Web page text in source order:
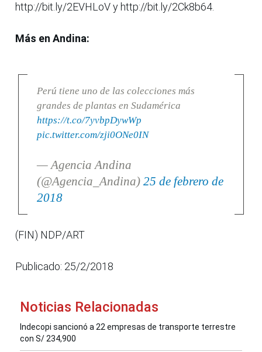
http://bit.ly/2EVHLoV y http://bit.ly/2Ck8b64.
Más en Andina:
Perú tiene uno de las colecciones más
grandes de plantas en Sudamérica
https://t.co/7yvbpDywWp
pic.twitter.com/zji0ONe0IN
— Agencia Andina
(@Agencia_Andina) 25 de febrero de
2018
(FIN) NDP/ART
Publicado: 25/2/2018
Noticias Relacionadas
Indecopi sancionó a 22 empresas de transporte terrestre
con S/ 234,900